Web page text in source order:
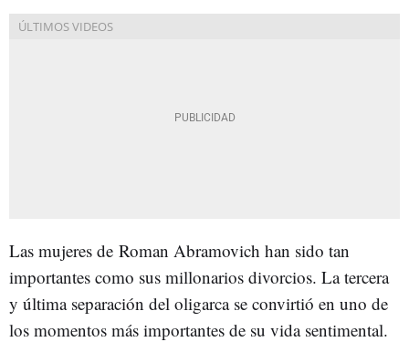
Las mujeres de Roman Abramovich han sido tan
importantes como sus millonarios divorcios. La tercera
y última separación del oligarca se convirtió en uno de
los momentos más importantes de su vida sentimental.